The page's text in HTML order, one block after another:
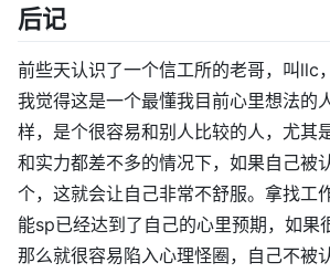
后记
前些天认识了一个信工所的老哥，叫llc
我觉得这是一个最懂我目前心里想法的
样，是个很容易和别人比较的人，尤其
和实力都差不多的情况下，如果自己被
个，这就会让自己非常不舒服。拿找工
能sp已经达到了自己的心里预期，如果
那么就很容易陷入心理怪圈，自己不被